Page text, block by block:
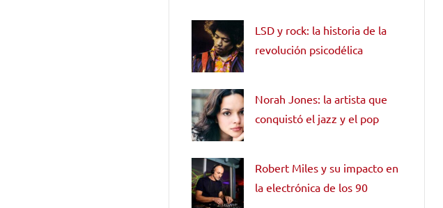
LSD y rock: la historia de la
revolución psicodélica
Norah Jones: la artista que
conquistó el jazz y el pop
Robert Miles y su impacto en
la electrónica de los 90